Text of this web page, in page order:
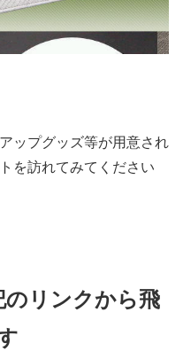
ップグッズ等が用意され
を訪れてみてください
リンクから飛